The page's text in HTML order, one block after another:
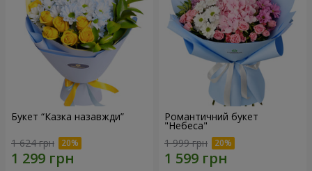
Букет “Казка назавжди”
1 624 грн
Романтичний букет
"Небеса"
1 999 грн